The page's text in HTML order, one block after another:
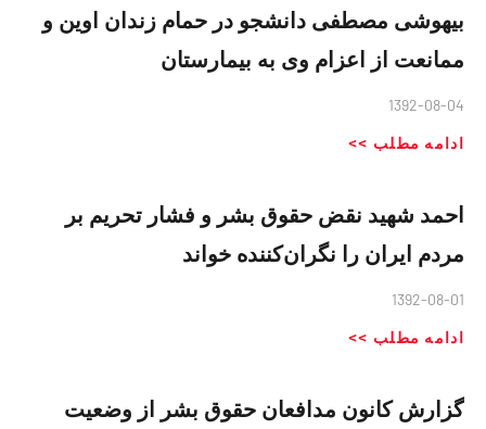
بیهوشی مصطفی دانشجو در حمام زندان اوین و
ممانعت از اعزام وی به بیمارستان
1392-08-04
ادامه مطلب >>
احمد شهید نقض حقوق بشر و فشار تحریم بر
مردم ایران را نگران‌کننده خواند
1392-08-01
ادامه مطلب >>
گزارش کانون مدافعان حقوق بشر از وضعیت